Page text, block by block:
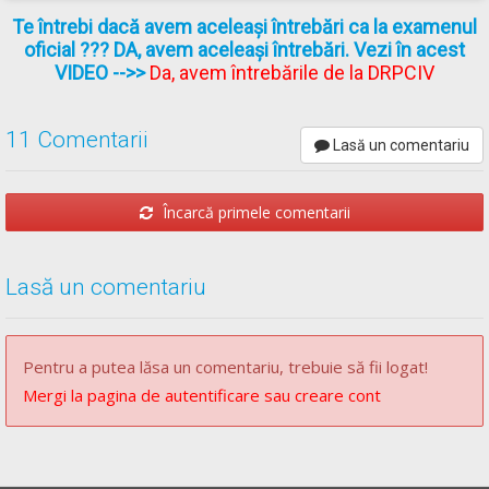
IV-a - Lecție Audio-Video -->Contravenții clasa a IV-a;
Suspendare permis 90 sau 120 de zile; Aplicare 6 puncte de
penalizare
[...]
i)adoptarea unui comportament agresiv în conducerea
vehiculelor pe drumurile publice.
OUG* - Articolul 101
[...]
Constituie contravenție și se sancționează cu amenda
sancțiunii contravenționale complementare a suspendării
săvârșirea de către conducătorul de autovehicul, tractor
agricol sau forestier ori tramvai a următoarelor fapte:
[...]
Te întrebi dacă avem aceleași întrebări ca la examenul
oficial ??? DA, avem aceleași întrebări. Vezi în acest
VIDEO -->>Da, avem întrebările de la DRPCIV
11 Comentarii Lasă un comentariu
Încarcă primele comentarii
Lasă un comentariu
Pentru a putea lăsa un comentariu, trebuie să fii logat!
Mergi la pagina de autentificare sau creare cont